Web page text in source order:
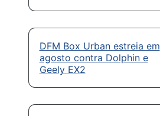
DFM Box Urban estreia em
agosto contra Dolphin e
Geely EX2